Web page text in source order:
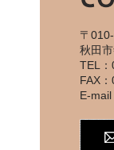
〒
秋田
TEL
FAX
E-mail